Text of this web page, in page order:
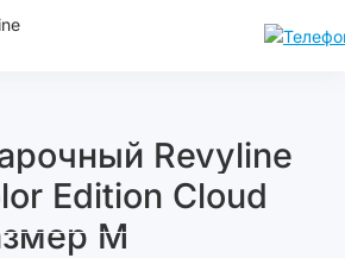
Revyline
Edition Cloud
М